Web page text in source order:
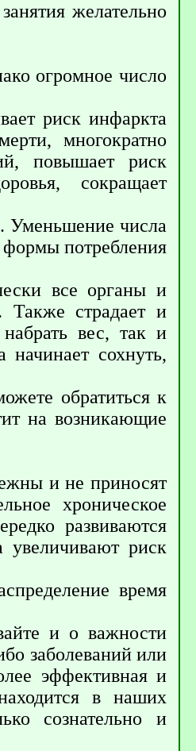
желательно
огромное число
риск инфаркта
многократно
повышает риск
сокращает
Уменьшение числа
формы потребления
все органы и
Также страдает и
вес, так и
сохнуть,
обратиться к
на возникающие
и не приносят
хроническое
развиваются
риск
время
и о важности
заболеваний или
эффективная и
в наших
сознательно и